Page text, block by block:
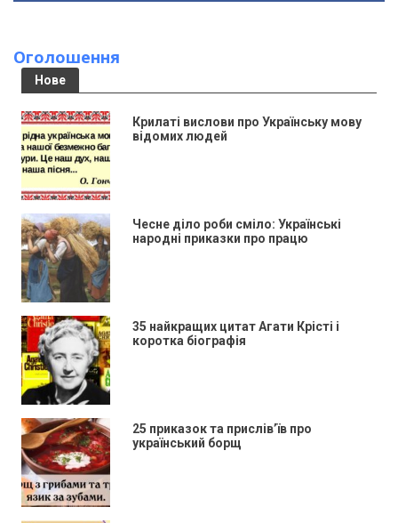
Оголошення
Нове
Крилаті вислови про Українську мову
відомих людей
Чесне діло роби сміло: Українські
народні приказки про працю
35 найкращих цитат Агати Крісті і
коротка біографія
25 приказок та прислів’їв про
український борщ